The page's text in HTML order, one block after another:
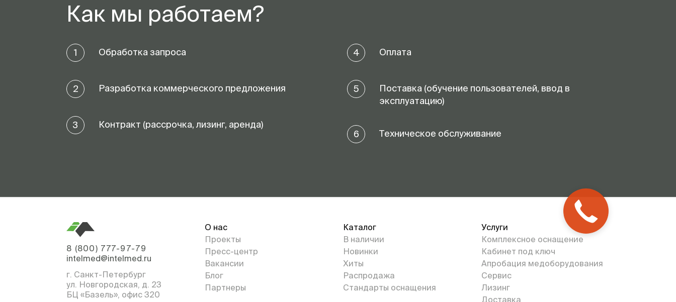
Как мы работаем?
1 Обработка запроса
2 Разработка коммерческого предложения
3 Контракт (рассрочка, лизинг, аренда)
4 Оплата
5
Поставка (обучение пользователей, ввод в
эксплуатацию)
6 Техническое обслуживание
8 (800) 777-97-79
intelmed@intelmed.ru
г. Санкт-Петербург
ул. Новгородская, д. 23
БЦ «Базель», офис 320
О нас
Проекты
Пресс-центр
Вакансии
Блог
Партнеры
Каталог
В наличии
Новинки
Хиты
Распродажа
Стандарты оснащения
Услуги
Комплексное оснащение
Кабинет под ключ
Апробация медоборудования
Сервис
Лизинг
Доставка